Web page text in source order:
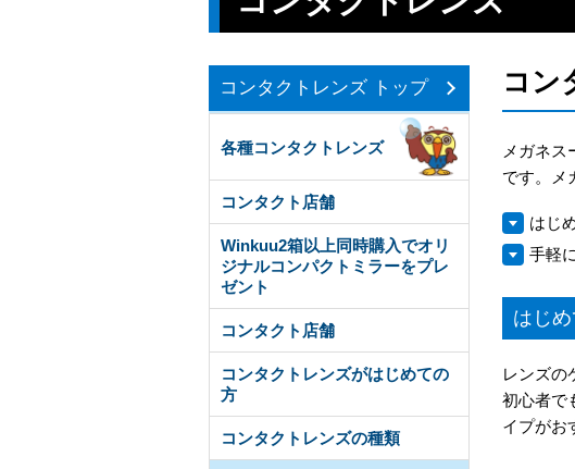
コン
メガネ
です。メ
はじ
手軽
はじ
レンズの
初心者で
イプがお
コンタクトレンズ トップ
各種コンタクトレンズ
コンタクト店舗
Winkuu2箱以上同時購入でオリ
ジナルコンパクトミラーをプレ
ゼント
コンタクト店舗
コンタクトレンズがはじめての
方
コンタクトレンズの種類